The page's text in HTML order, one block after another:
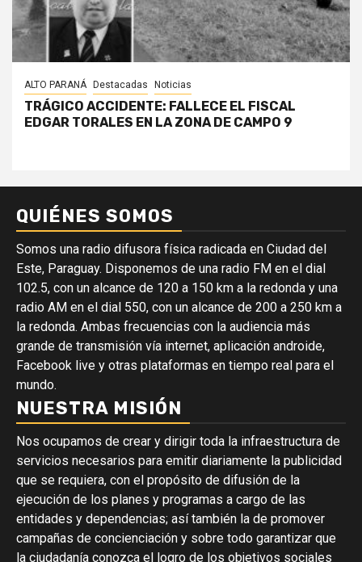
ALTO PARANÁ Destacadas Noticias
TRÁGICO ACCIDENTE: FALLECE EL FISCAL
EDGAR TORALES EN LA ZONA DE CAMPO 9
QUIÉNES SOMOS
Somos una radio difusora física radicada en Ciudad del
Este, Paraguay. Disponemos de una radio FM en el dial
102.5, con un alcance de 120 a 150 km a la redonda y una
radio AM en el dial 550, con un alcance de 200 a 250 km a
la redonda. Ambas frecuencias con la audiencia más
grande de transmisión vía internet, aplicación androide,
Facebook live y otras plataformas en tiempo real para el
mundo.
NUESTRA MISIÓN
Nos ocupamos de crear y dirigir toda la infraestructura de
servicios necesarios para emitir diariamente la publicidad
que se requiera, con el propósito de difusión de la
ejecución de los planes y programas a cargo de las
entidades y dependencias; así también la de promover
campañas de concienciación y sobre todo garantizar que
la ciudadanía conozca el logro de los objetivos sociales